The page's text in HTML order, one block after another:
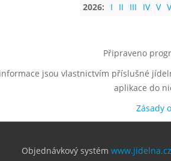
2026:
I II III IV V
Připraveno
jsou vlastnictvím příslušné
aplikace do
Zásady
Objednávkový systém www.jidelna.cz